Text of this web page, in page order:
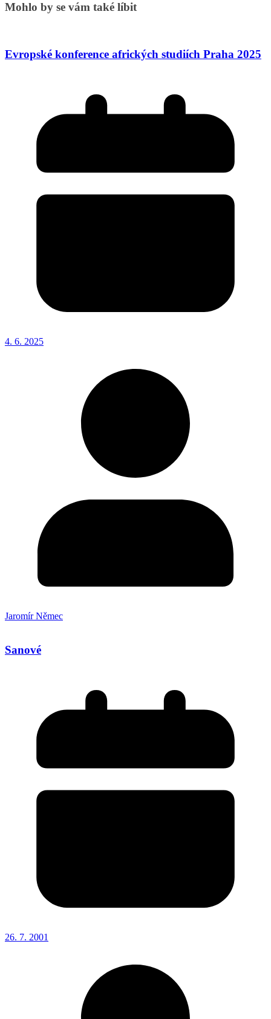
Mohlo by se vám také líbit
Evropské konference afrických studiích Praha 2025
4. 6. 2025
Jaromír Němec
Sanové
26. 7. 2001